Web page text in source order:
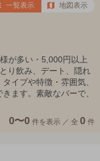
一覧表示 地図表示
が多い・5,000円以上
り飲み、デート、隠れ
イプや特徴・雰囲気、
ます。素敵なバーで、
0〜0 件を表示 ／ 全 0 件